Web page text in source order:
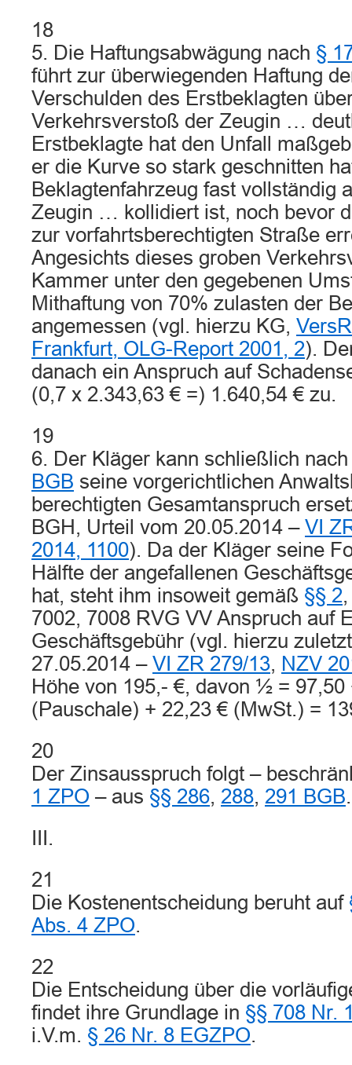
18
5. Die Haftungsabwägung nach §
führt zur überwiegenden Haftung
Verschulden des Erstbeklagten
Verkehrsverstoß der Zeugin …
Erstbeklagte hat den Unfall
er die Kurve so stark geschnitten
Beklagtenfahrzeug fast vollständig
Zeugin … kollidiert ist, noch bevor
zur vorfahrtsberechtigten Straße
Angesichts dieses groben
Kammer unter den gegebenen
Mithaftung von 70% zulasten der
angemessen (vgl. hierzu KG,
Frankfurt, OLG-Report 2001, 2).
danach ein Anspruch auf
(0,7 x 2.343,63 € =) 1.640,54 € zu.
19
6. Der Kläger kann schließlich
BGB seine vorgerichtlichen
berechtigten Gesamtanspruch
BGH, Urteil vom 20.05.2014 – VI
2014, 1100). Da der Kläger seine
Hälfte der angefallenen
hat, steht ihm insoweit gemäß §§ 2
7002, 7008 RVG VV Anspruch auf
Geschäftsgebühr (vgl. hierzu
27.05.2014 – VI ZR 279/13, NZV
Höhe von 195,- €, davon ½ = 97,50
(Pauschale) + 22,23 € (MwSt.) =
20
Der Zinsausspruch folgt –
1 ZPO – aus §§ 286, 288, 291 BGB.
III.
21
Die Kostenentscheidung beruht auf
Abs. 4 ZPO.
22
Die Entscheidung über die
findet ihre Grundlage in §§ 708 Nr.
i.V.m. § 26 Nr. 8 EGZPO.